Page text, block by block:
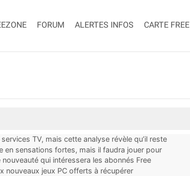
FORUM ALERTES INFOS CARTE FREE
TV, mais cette analyse révèle qu’il reste
en sensations fortes, mais il faudra jouer pour
qui intéressera les abonnés Free
nouveaux jeux PC offerts à récupérer